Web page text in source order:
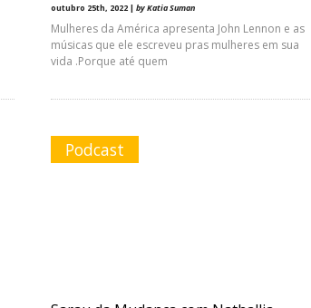
outubro 25th, 2022 | by Katia Suman
Mulheres da América apresenta John Lennon e as
músicas que ele escreveu pras mulheres em sua
vida .Porque até quem
Podcast